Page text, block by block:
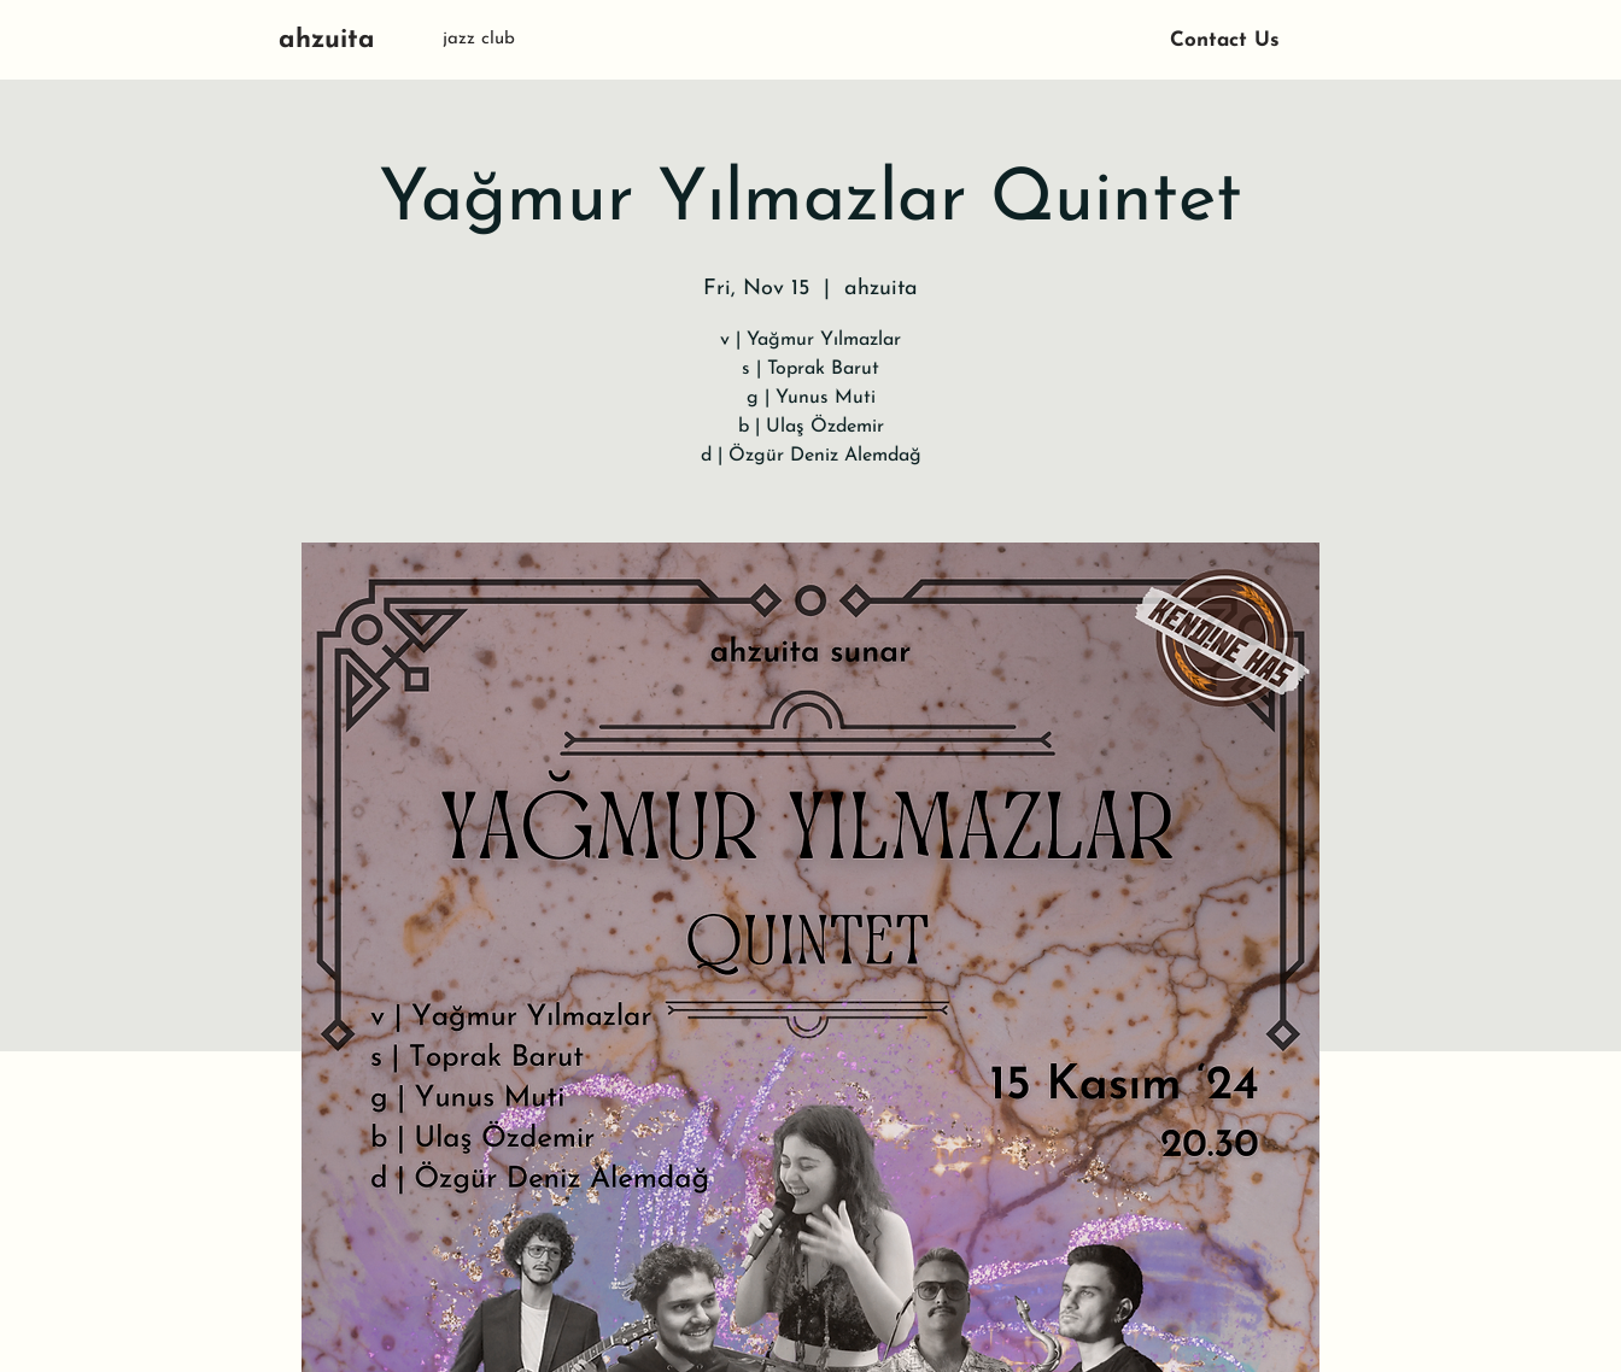
ahzuita jazz club Contact Us
Yağmur Yılmazlar Quintet
Fri, Nov 15 ahzuita
v | Yağmur Yılmazlar
s | Toprak Barut
g | Yunus Muti
b | Ulaş Özdemir
d | Özgür Deniz Alemdağ